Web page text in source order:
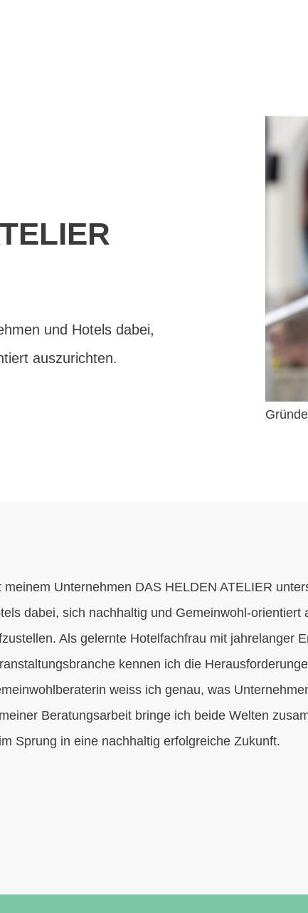
und Hotels dabei,
auszurichten.
meinem Unternehmen DAS HELDEN ATELIER
dabei, sich nachhaltig und Gemeinwohl-
Als gelernte Hotelfachfrau mit jahrelanger
kennen ich die
weiss ich genau, was
Beratungsarbeit bringe ich beide Welten
Sprung in eine nachhaltig erfolgreiche Zukunft.